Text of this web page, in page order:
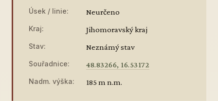
Úsek / linie: Neurčeno
Kraj: Jihomoravský kraj
Stav: Neznámý stav
Souřadnice: 48.83266, 16.53172
Nadm. výška: 185 m n.m.